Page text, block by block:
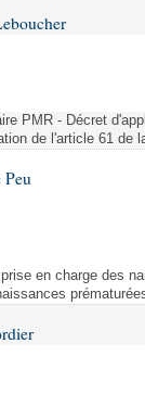
PMR - Décret
de l'article 61 de
Peu
en charge des